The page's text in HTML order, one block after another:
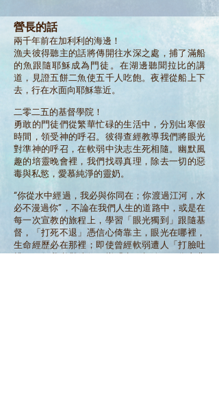
營長的話
兩千年前在加利利的海邊！
漁夫彼得聽主的話將傳開往水深之處，捕了滿船
的魚跟隨耶穌成為門徒。在湖邊聽聞拉比的講
道，見證五餅二魚使五千人吃飽。夜裡從船上下
去，行在水面向耶穌靠近。
二零二五的基督學院！
勇敢的門徒們從繁華忙碌的生活中，分別出寒假
時間，領受神的呼召。彼得查經教導我們將眼光
對準神的呼召，在軟弱中決志生死相隨。幽默風
趣的培靈晚會裡，我們找尋真理，除去一切的惡
毒與私慾，愛慕純淨的靈奶。
“你從水中經過，我必與你同在；你渡過江河，水
必不漫過你”，不論在我們人生的道路中，或是在
每一次宣教的旅程上，學習「眼光獨到」跟隨基
督，「打死不退」憑信心倚靠主，眼光在哪裡，
生命經歷必在那裡；即使曾經軟弱遭人「打臉吐